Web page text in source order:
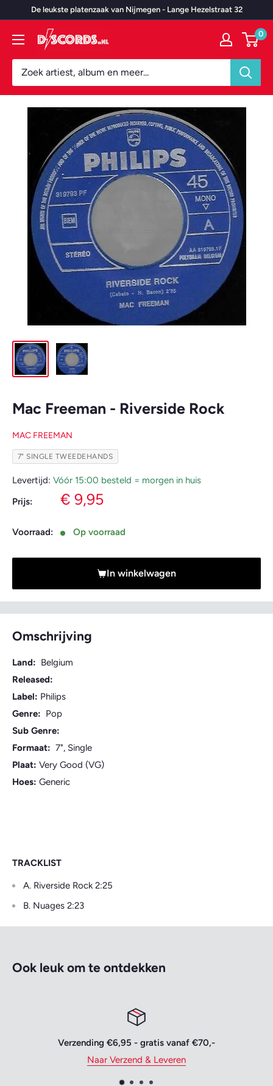
content
De leukste platenzaak van Nijmegen - Lange Hezelstraat 32
Discords.nl 0
Mac Freeman - Riverside Rock
MAC FREEMAN
7" SINGLE TWEEDEHANDS
Levertijd: Vóór 15:00 besteld = morgen in huis
Prijs:
Verkoopprijs
€ 9,95
Voorraad: Op voorraad
In winkelwagen
Omschrijving
Land: Belgium
Released:
Label: Philips
Genre: Pop
Sub Genre:
Formaat: 7", Single
Plaat: Very Good (VG)
Hoes: Generic
TRACKLIST
A. Riverside Rock 2:25
B. Nuages 2:23
Ook leuk om te ontdekken
Verzending €6,95 - gratis vanaf €70,-
Naar Verzend & Leveren